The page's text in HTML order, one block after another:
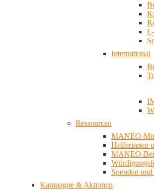
International
Ressourcen
MANEO-
Helferinnen
MANEO-
Spenden
Kampagne & Aktionen